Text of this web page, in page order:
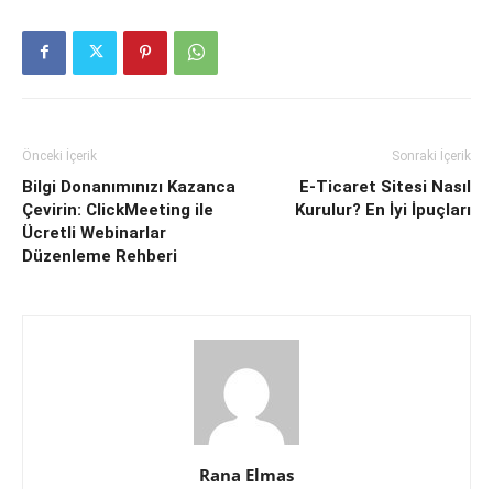
Önceki İçerik
Bilgi Donanımınızı Kazanca
Çevirin: ClickMeeting ile
Ücretli Webinarlar
Düzenleme Rehberi
Sonraki İçerik
E-Ticaret Sitesi Nasıl
Kurulur? En İyi İpuçları
Rana Elmas